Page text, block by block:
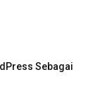
Sebagai